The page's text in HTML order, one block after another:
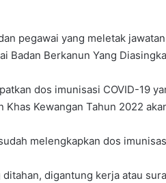
pegawai yang meletak
Berkanun Yang
dos imunisasi COVID-19
Kewangan Tahun 2022
melengkapkan dos
digantung kerja atau